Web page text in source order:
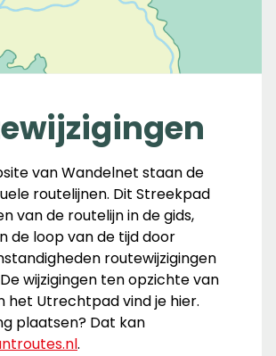
van Wandelnet staan de
routelijnen. Dit Streekpad
van de routelijn in de gids,
de loop van de tijd door
routewijzigingen
wijzigingen ten opzichte van
het Utrechtpad vind je hier.
plaatsen? Dat kan
.